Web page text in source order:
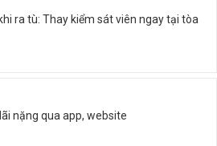
ra tù: Thay kiểm sát viên ngay tại tòa
nặng qua app, website